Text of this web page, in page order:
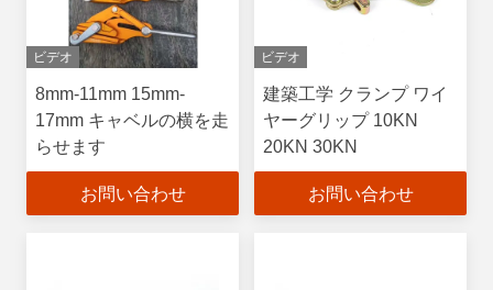
ビデオ
8mm-11mm 15mm-
17mm キャベルの横を走
らせます
お問い合わせ
ビデオ
建築工学 クランプ ワイ
ヤーグリップ 10KN
20KN 30KN
お問い合わせ